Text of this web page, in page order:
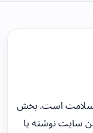
سلامت است. بخش
سایت نوشته یا